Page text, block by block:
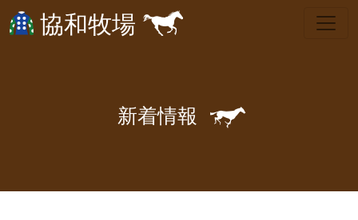
協和牧場
新着情報 🐎